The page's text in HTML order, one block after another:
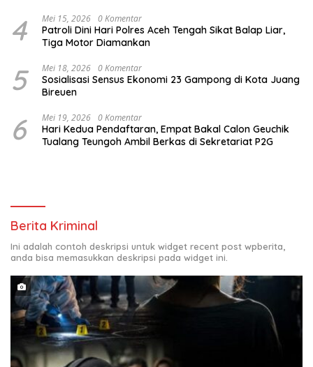
4 Mei 15, 2026 0 Komentar
Patroli Dini Hari Polres Aceh Tengah Sikat Balap Liar,
Tiga Motor Diamankan
5 Mei 18, 2026 0 Komentar
Sosialisasi Sensus Ekonomi 23 Gampong di Kota Juang
Bireuen
6 Mei 19, 2026 0 Komentar
Hari Kedua Pendaftaran, Empat Bakal Calon Geuchik
Tualang Teungoh Ambil Berkas di Sekretariat P2G
Berita Kriminal
Ini adalah contoh deskripsi untuk widget recent post wpberita,
anda bisa memasukkan deskripsi pada widget ini.